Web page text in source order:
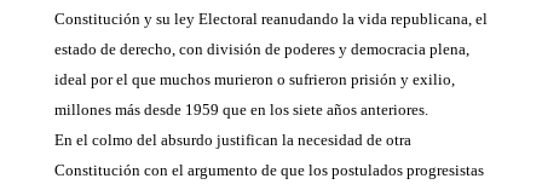
Constitución y su ley Electoral reanudando la vida republicana, el
estado de derecho, con división de poderes y democracia plena,
ideal por el que muchos murieron o sufrieron prisión y exilio,
millones más desde 1959 que en los siete años anteriores.
En el colmo del absurdo justifican la necesidad de otra
Constitución con el argumento de que los postulados progresistas